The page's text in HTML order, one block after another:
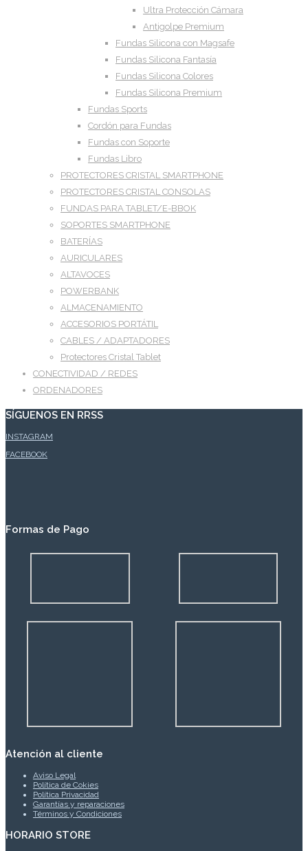
Ultra Protección Cámara
Antigolpe Premium
Fundas Silicona con Magsafe
Fundas Silicona Fantasía
Fundas Silicona Colores
Fundas Silicona Premium
Fundas Sports
Cordón para Fundas
Fundas con Soporte
Fundas Libro
PROTECTORES CRISTAL SMARTPHONE
PROTECTORES CRISTAL CONSOLAS
FUNDAS PARA TABLET/E-BBOK
SOPORTES SMARTPHONE
BATERÍAS
AURICULARES
ALTAVOCES
POWERBANK
ALMACENAMIENTO
ACCESORIOS PORTÁTIL
CABLES / ADAPTADORES
Protectores Cristal Tablet
CONECTIVIDAD / REDES
ORDENADORES
SÍGUENOS EN RRSS
INSTAGRAM
FACEBOOK
Formas de Pago
Atención al cliente
Aviso Legal
Política de Cokies
Política Privacidad
Garantías y reparaciones
Términos y Condiciones
HORARIO STORE